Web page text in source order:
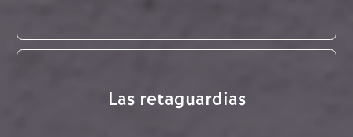
Las retaguardias